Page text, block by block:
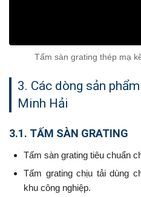
Tấm sàn grating thép mạ
3. Các dòng sản
Minh Hải
3.1. TẤM SÀN GRATING
Tấm sàn grating tiêu chuẩn
Tấm grating chịu tải dùng
khu công nghiệp.